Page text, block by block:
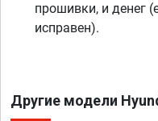
прошивки, и денег
исправен).
Другие модели